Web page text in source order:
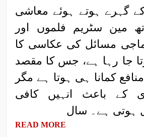
گہرے ہوتے ہوئے معاشی
مین سٹریم فلموں اور
مسائل کی عکاسی کا
جا رہا ہے، جس کا مقصد
کمانا ہی ہوتا ہے مگر
کے باعث انہیں کافی
ہوتی ہے۔ سال
READ MORE